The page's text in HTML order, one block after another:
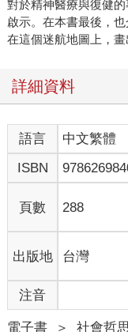
對於精神醫療與復健
啟示。在本書最後，
在這個迷航地圖上，畫
詳細資料
語言 中文繁體
ISBN
頁數 288
出版地 台灣
注音
電子書 ＞ 社會哲